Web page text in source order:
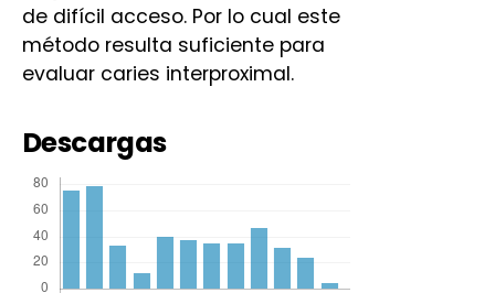
de difícil acceso. Por lo cual este
método resulta suficiente para
evaluar caries interproximal.
Descargas